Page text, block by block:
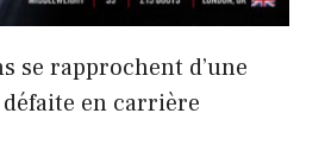
se rapprochent d’une
en carrière